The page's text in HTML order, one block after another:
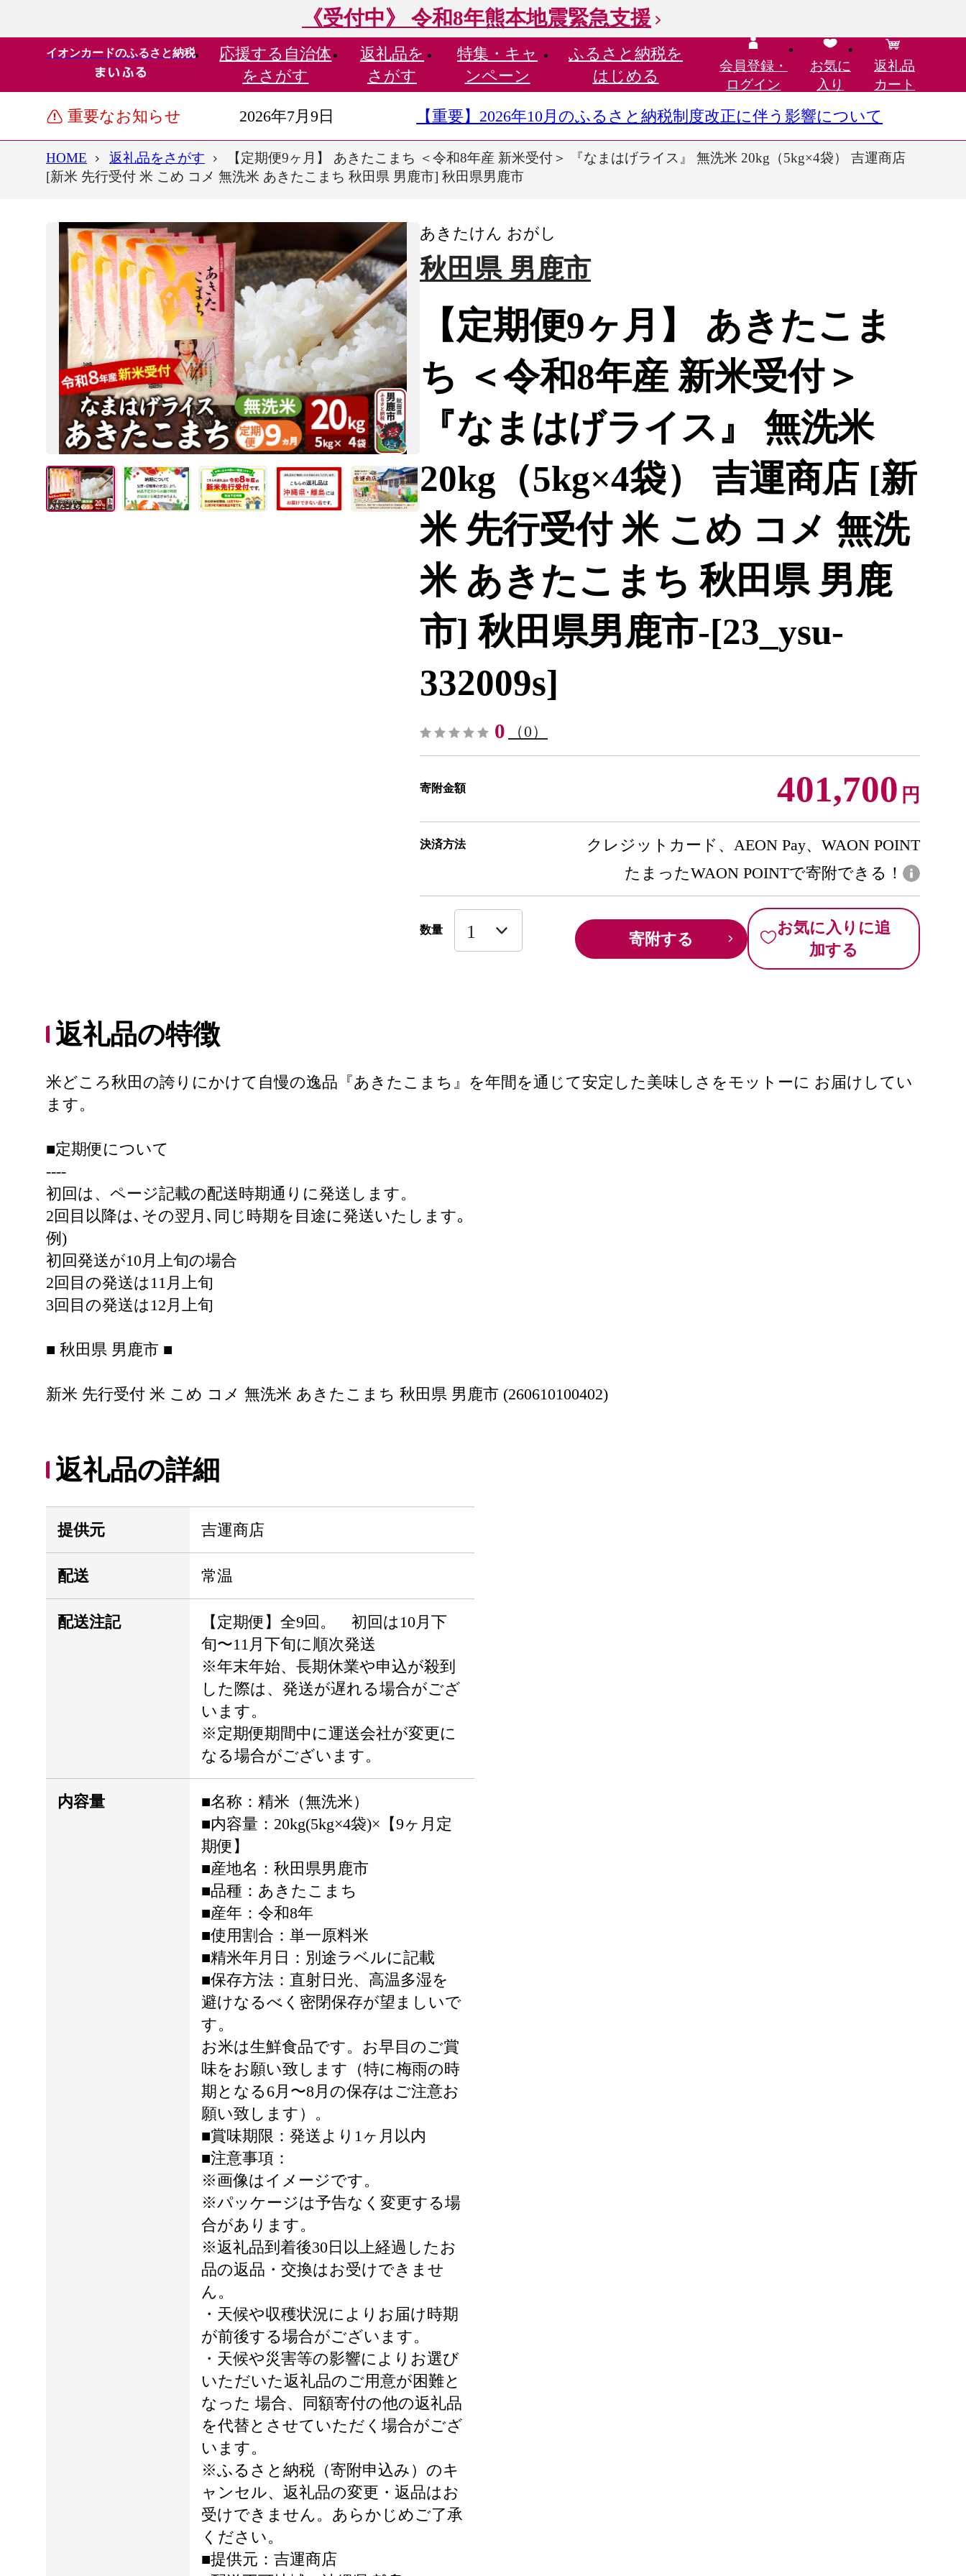
《受付中》 令和8年熊本地震緊急支援
イオンカードのふるさと納税 応援する 自治体
をさがす
返礼品を
さがす
特集・ キャ
ンペーン
ふるさと納税を
はじめる
会員登録・
ログイン
お気に
入り
返礼品
カート
重要なお知らせ 2026年7月9日 【重要】2026年10月のふるさと納税制度改正に伴う影響について
HOME 返礼品をさがす
【定期便9ヶ月】 あきたこまち ＜令和8年産 新米受付＞ 『なまはげライス』 無洗米 20kg（5kg×4袋） 吉運商店
[新米 先行受付 米 こめ コメ 無洗米 あきたこまち 秋田県 男鹿市] 秋田県男鹿市
あきたけん おがし
秋田県 男鹿市
【定期便9ヶ月】 あきたこま
ち ＜令和8年産 新米受付＞
『なまはげライス』 無洗米
20kg（5kg×4袋） 吉運商店 [新
米 先行受付 米 こめ コメ 無洗
米 あきたこまち 秋田県 男鹿
市] 秋田県男鹿市-[23_ysu-
332009s]
0 （0）
寄附金額 401,700 円
決済方法
クレジットカード、AEON Pay、WAON POINT
たまったWAON POINTで寄附できる！
数量 寄附する
お気に入りに追
加する
返礼品の特徴
米どころ秋田の誇りにかけて自慢の逸品『あきたこまち』を年間を通じて安定した美味しさをモットーに お届けしてい
ます。
■定期便について
----
初回は、ページ記載の配送時期通りに発送します。
2回目以降は､その翌月､同じ時期を目途に発送いたします｡
例)
初回発送が10月上旬の場合
2回目の発送は11月上旬
3回目の発送は12月上旬
■ 秋田県 男鹿市 ■
新米 先行受付 米 こめ コメ 無洗米 あきたこまち 秋田県 男鹿市 (260610100402)
返礼品の詳細
提供元 吉運商店
配送 常温
配送注記
【定期便】全9回。 初回は10月下
旬〜11月下旬に順次発送
※年末年始、長期休業や申込が殺到
した際は、発送が遅れる場合がござ
います。
※定期便期間中に運送会社が変更に
なる場合がございます。
内容量
■名称：精米（無洗米）
■内容量：20kg(5kg×4袋)×【9ヶ月定
期便】
■産地名：秋田県男鹿市
■品種：あきたこまち
■産年：令和8年
■使用割合：単一原料米
■精米年月日：別途ラベルに記載
■保存方法：直射日光、高温多湿を
避けなるべく密閉保存が望ましいで
す。
お米は生鮮食品です。お早目のご賞
味をお願い致します（特に梅雨の時
期となる6月〜8月の保存はご注意お
願い致します）。
■賞味期限：発送より1ヶ月以内
■注意事項：
※画像はイメージです。
※パッケージは予告なく変更する場
合があります。
※返礼品到着後30日以上経過したお
品の返品・交換はお受けできませ
ん。
・天候や収穫状況によりお届け時期
が前後する場合がございます。
・天候や災害等の影響によりお選び
いただいた返礼品のご用意が困難と
なった 場合、同額寄付の他の返礼品
を代替とさせていただく場合がござ
います。
※ふるさと納税（寄附申込み）のキ
ャンセル、返礼品の変更・返品はお
受けできません。あらかじめご了承
ください。
■提供元：吉運商店